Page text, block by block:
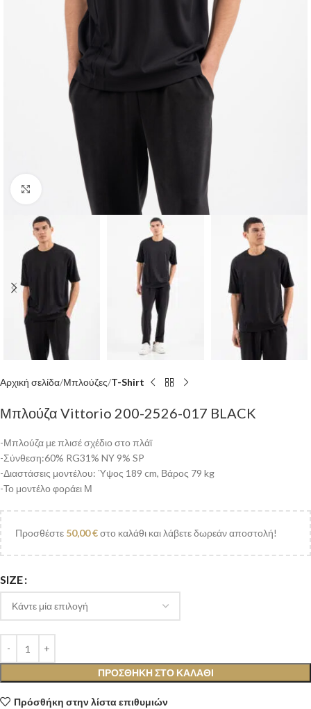
Κλικ για μεγέθυνση
Αρχική σελίδα Μπλούζες T-Shirt
Μπλούζα Vittorio 200-2526-017 BLACK
-Μπλούζα με πλισέ σχέδιο στο πλάϊ
-Σύνθεση:60% RG31% NY 9% SP
-Διαστάσεις μοντέλου: Ύψος 189 cm, Βάρος 79 kg
-Το μοντέλο φοράει Μ
Προσθέστε 50,00€στο καλάθι και λάβετε δωρεάν αποστολή!
SIZE
ΠΡΟΣΘΉΚΗ ΣΤΟ ΚΑΛΆΘΙ
Πρόσθήκη στην λίστα επιθυμιών